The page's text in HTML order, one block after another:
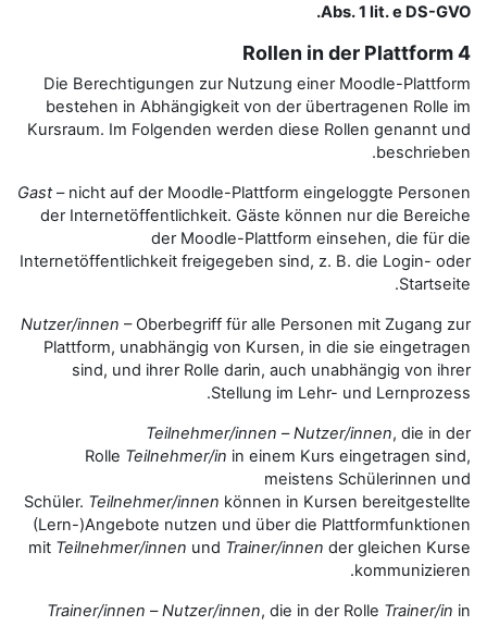
Die Berechtigungen zur
bestehen in Abhängigkeit von
Kursraum. Im Folgenden werden
Gast– nicht auf der Moodle-
der Internetöffentlichkeit.
der Moodle-
Internetöffentlichkeit freigegeben
Nutzer/innen– Oberbegriff für alle
Plattform, unabhängig von
sind, und ihrer Rolle darin,
Stellung
Teilnehmer/innen
RolleTeilnehmer/in in
Schüler.Teilnehmer/innenkönnen
(Lern-)Angebote nutzen und
mitTeilnehmer/innenund
Trainer/innen–Nutzer/innen,